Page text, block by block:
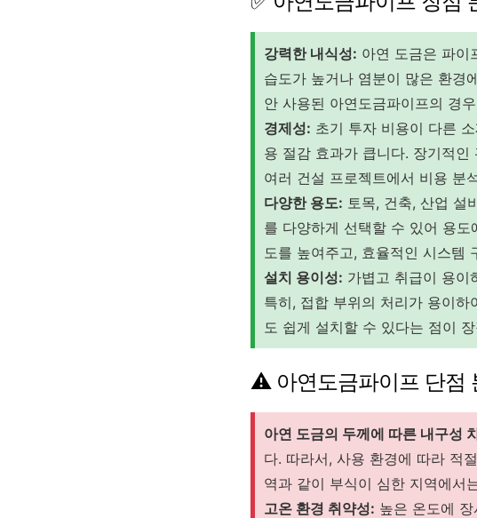
강력한 내식성: 아연 도금은 파이
습도가 높거나 염분이 많은 환경
안 사용된 아연도금파이프의 경
경제성: 초기 투자 비용이 다른
용 절감 효과가 큽니다. 장기적
여러 건설 프로젝트에서 비용 분
다양한 용도: 토목, 건축, 산업 설
를 다양하게 선택할 수 있어 용
도를 높여주고, 효율적인 시스템
설치 용이성: 가볍고 취급이 용이
특히, 접합 부위의 처리가 용이
도 쉽게 설치할 수 있다는 점이
⚠️ 아연도금파이프 단점
아연 도금의 두께에 따른 내구성
다. 따라서, 사용 환경에 따라 적
역과 같이 부식이 심한 지역에서
고온 환경 취약성: 높은 온도에